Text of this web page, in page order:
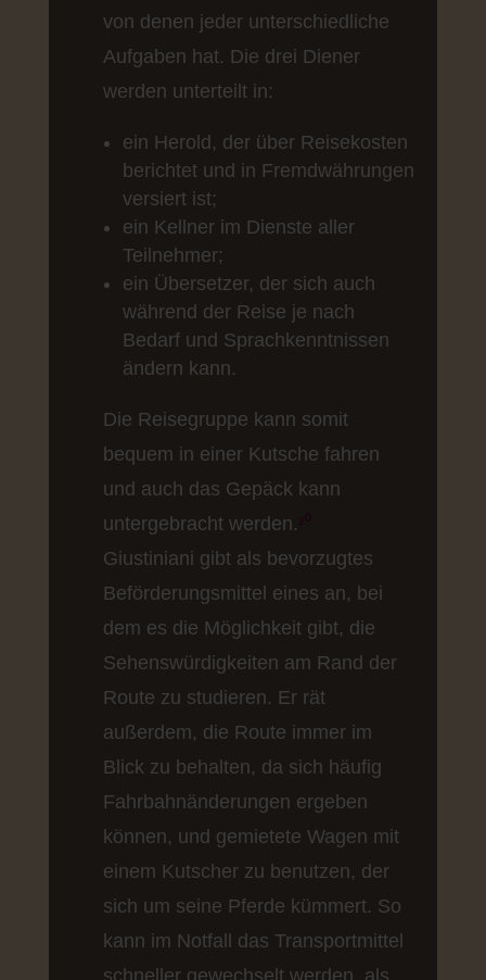
von denen jeder unterschiedliche
Aufgaben hat. Die drei Diener
werden unterteilt in:
ein Herold, der über Reisekosten
berichtet und in Fremdwährungen
versiert ist;
ein Kellner im Dienste aller
Teilnehmer;
ein Übersetzer, der sich auch
während der Reise je nach
Bedarf und Sprachkenntnissen
ändern kann.
Die Reisegruppe kann somit
bequem in einer Kutsche fahren
und auch das Gepäck kann
untergebracht werden.
Giustiniani gibt als bevorzugtes
Beförderungsmittel eines an, bei
dem es die Möglichkeit gibt, die
Sehenswürdigkeiten am Rand der
Route zu studieren. Er rät
außerdem, die Route immer im
Blick zu behalten, da sich häufig
Fahrbahnänderungen ergeben
können, und gemietete Wagen mit
einem Kutscher zu benutzen, der
sich um seine Pferde kümmert. So
kann im Notfall das Transportmittel